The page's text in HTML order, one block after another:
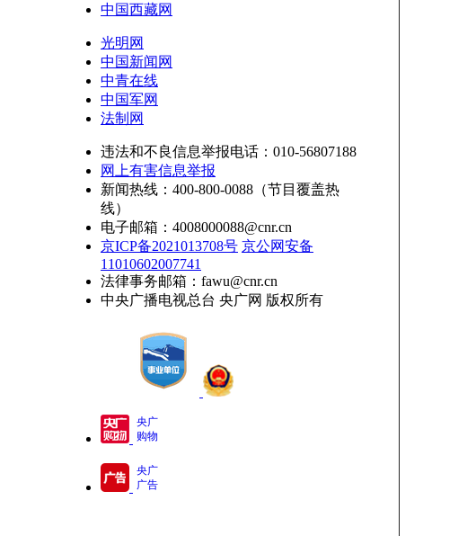
中国西藏网
光明网
中国新闻网
中青在线
中国军网
法制网
违法和不良信息举报电话：010-56807188
网上有害信息举报
新闻热线：400-800-0088（节目覆盖热
线）
电子邮箱：4008000088@cnr.cn
京ICP备2021013708号 京公网安备
11010602007741
法律事务邮箱：fawu@cnr.cn
中央广播电视总台 央广网 版权所有
央广
购物
央广
广告